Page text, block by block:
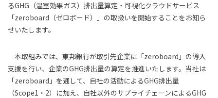
るGHG（温室効果ガス）排出量算定・可視化クラウドサービス
「zeroboard（ゼロボード）」の取扱いを開始することをお知ら
せいたします。
本取組みでは、東邦銀行が取引先企業に「zeroboard」の導入
支援を行い、企業のGHG排出量の算定を推進いたします。当社は
「zeroboard」を通して、自社の活動によるGHG排出量
（Scope1・2）に加え、自社以外のサプライチェーンによるGHG